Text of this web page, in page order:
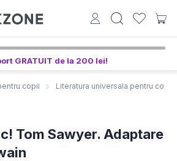
GRATUIT de la 200 lei!
copii Literatura universala pentru copii
Tom Sawyer. Adaptare